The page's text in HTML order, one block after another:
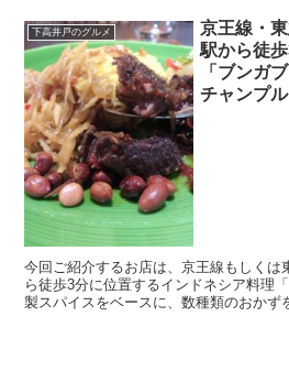
下高井戸のグルメ
京王線・
駅から徒
「ブンガ
チャンプ
今回ご紹介するお店は、京王線もしくは
ら徒歩3分に位置するインドネシア料理
製スパイスをベースに、数種類のおかず